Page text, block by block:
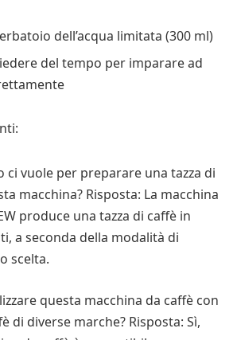
dell’acqua limitata (300 ml)
del tempo per imparare ad
ci vuole per preparare una tazza di
macchina? Risposta: La macchina
produce una tazza di caffè in
a seconda della modalità di
scelta.
questa macchina da caffè con
di diverse marche? Risposta: Sì,